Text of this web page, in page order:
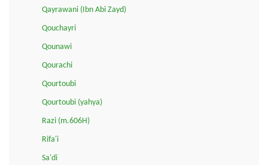
Qayrawani (Ibn Abi Zayd)
Qouchayri
Qounawi
Qourachi
Qourtoubi
Qourtoubi (yahya)
Razi (m.606H)
Rifa'i
Sa'di